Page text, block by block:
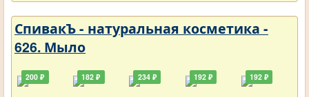
СпивакЪ - натуральная косметика -
626. Мыло
200 ₽ 182 ₽ 234 ₽ 192 ₽ 192 ₽